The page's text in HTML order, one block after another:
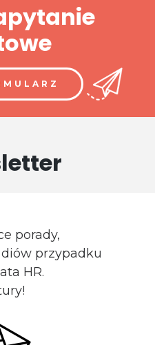
porady,
przypadku
HR.